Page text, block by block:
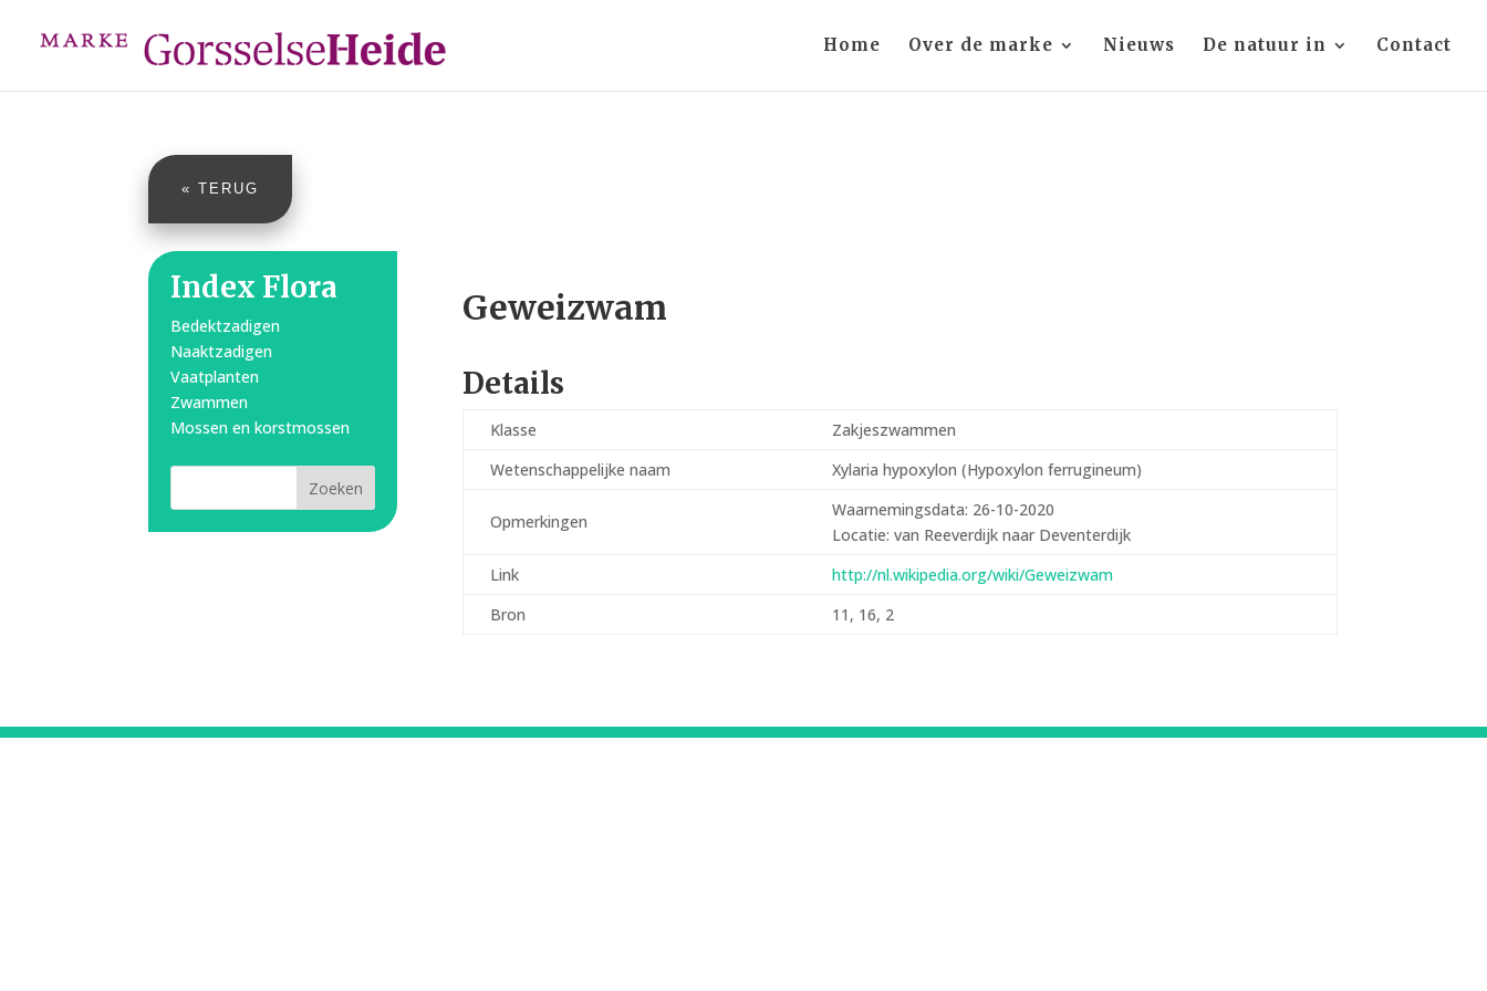
Home Over de marke Nieuws De natuur in Contact
« TERUG
Geweizwam
Details
Klasse
Zakjeszwammen
Wetenschappelijke naam
Xylaria hypoxylon (Hypoxylon ferrugineum)
Opmerkingen
Waarnemingsdata: 26-10-2020
Locatie: van Reeverdijk naar Deventerdijk
Link
http://nl.wikipedia.org/wiki/Geweizwam
Bron
11, 16, 2
Index Flora
Bedektzadigen
Naaktzadigen
Vaatplanten
Zwammen
Mossen en korstmossen